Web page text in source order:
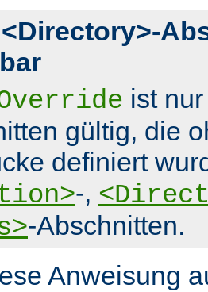
ist
gültig, die
definiert
-,
-Abschnitten.
Anweisung